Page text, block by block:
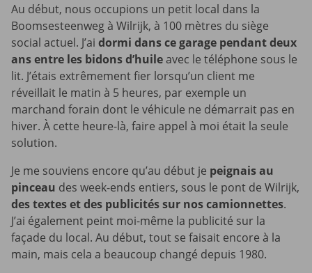
Au début, nous occupions un petit local dans la
Boomsesteenweg à Wilrijk, à 100 mètres du siège
social actuel. J’ai dormi dans ce garage pendant deux
ans entre les bidons d’huileavec le téléphone sous le
lit. J’étais extrêmement fier lorsqu’un client me
réveillait le matin à 5 heures, par exemple un
marchand forain dont le véhicule ne démarrait pas en
hiver. À cette heure-là, faire appel à moi était la seule
solution.
Je me souviens encore qu’au début je peignais au
pinceau des week-ends entiers, sous le pont de Wilrijk,
des textes et des publicités sur nos camionnettes.
J’ai également peint moi-même la publicité sur la
façade du local. Au début, tout se faisait encore à la
main, mais cela a beaucoup changé depuis 1980.